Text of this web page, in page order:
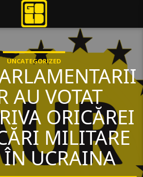
UNCATEGORIZED
AU VOTAT
ORICĂREI
MILITARE
ÎN UCRAINA